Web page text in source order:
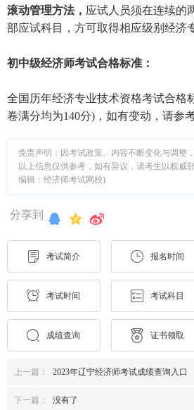
滚动管理方法， 应试人员须在连续的
部应试科目，方可取得相应级别经济
初中级经济师考试合格标准：
全国历年经济专业技术资格考试合格
卷满分均为140分)，如有变动，请参
免责声明：因考试政策、内容不断变化与调整
以上信息仅供参考，如有异议，请考生以权威
编辑：经济师考试网校)
分享到
考试简介 报名时间
考试时间 考试科目
成绩查询 证书领取
上一篇： 2023年辽宁经济师考试成绩查询入口
下一篇： 没有了